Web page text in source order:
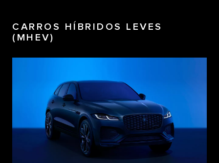
CARROS HÍBRIDOS LEVES
(MHEV)